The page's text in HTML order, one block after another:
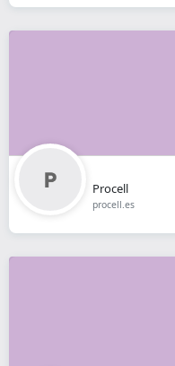
Procell
procell.es